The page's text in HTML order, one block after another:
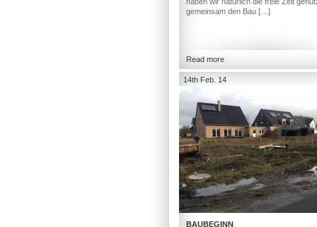
gemeinsam den Bau […]
Read more
14th Feb. 14
BAUBEGINN